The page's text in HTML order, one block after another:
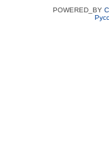
POWERED_BY